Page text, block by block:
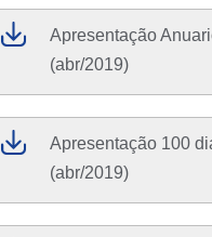
Apresentação
(abr/2019)
Apresentação 100
(abr/2019)